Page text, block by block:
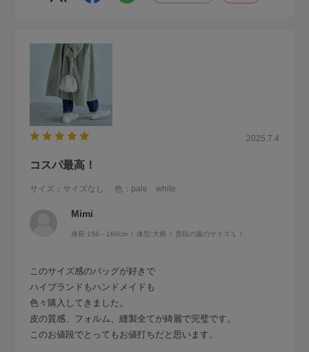
2025.7.4
コスパ最高！
サイズ：サイズなし 色：pale white
Mimi
身長:156～160cm 体型:大柄 普段の服のサイズ: L
このサイズ感のバッグが好きで
ハイブランドもハンドメイドも
色々購入してきました。
皮の質感、フォルム、縫製全てが綺麗で完璧です。
このお値段でとってもお値打ちだと思います。